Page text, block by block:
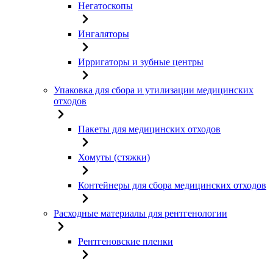
Негатоскопы
Ингаляторы
Ирригаторы и зубные центры
Упаковка для сбора и утилизации медицинских
отходов
Пакеты для медицинских отходов
Хомуты (стяжки)
Контейнеры для сбора медицинских отходов
Расходные материалы для рентгенологии
Рентгеновские пленки